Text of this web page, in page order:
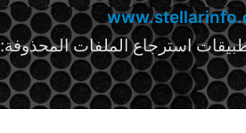
استرجاع الملفات المحذوفة: